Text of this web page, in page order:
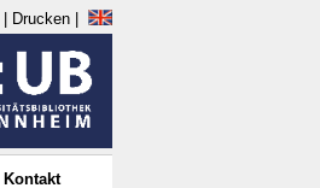
Drucken
Kontakt